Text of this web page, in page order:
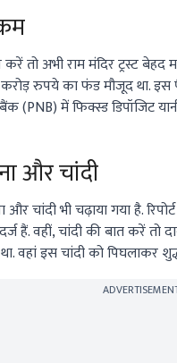
तो अभी राम मंदिर ट्रस्ट बेहद
रुपये का फंड मौजूद था.
में फिक्स्ड डिपॉजिट
और चांदी
चांदी भी चढ़ाया गया है.
हैं. वहीं, चांदी की बात करें
इस चांदी को पिघलाकर